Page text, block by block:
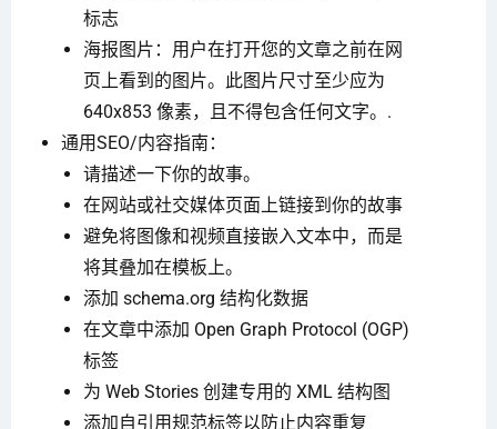
标志
海报图片：用户在打开您的文章之前在网
页上看到的图片。此图片尺寸至少应为
640x853 像素，且不得包含任何文字。.
通用SEO/内容指南：
请描述一下你的故事。
在网站或社交媒体页面上链接到你的故事
避免将图像和视频直接嵌入文本中，而是
将其叠加在模板上。
添加 schema.org 结构化数据
在文章中添加 Open Graph Protocol (OGP)
标签
为 Web Stories 创建专用的 XML 结构图
添加自引用规范标签以防止内容重复